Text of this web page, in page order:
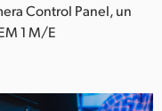
Control Panel, un
1 M/E